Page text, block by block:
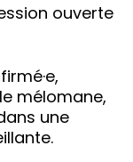
ouverte
mélomane,
une